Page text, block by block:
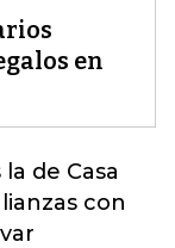
en
de Casa
con